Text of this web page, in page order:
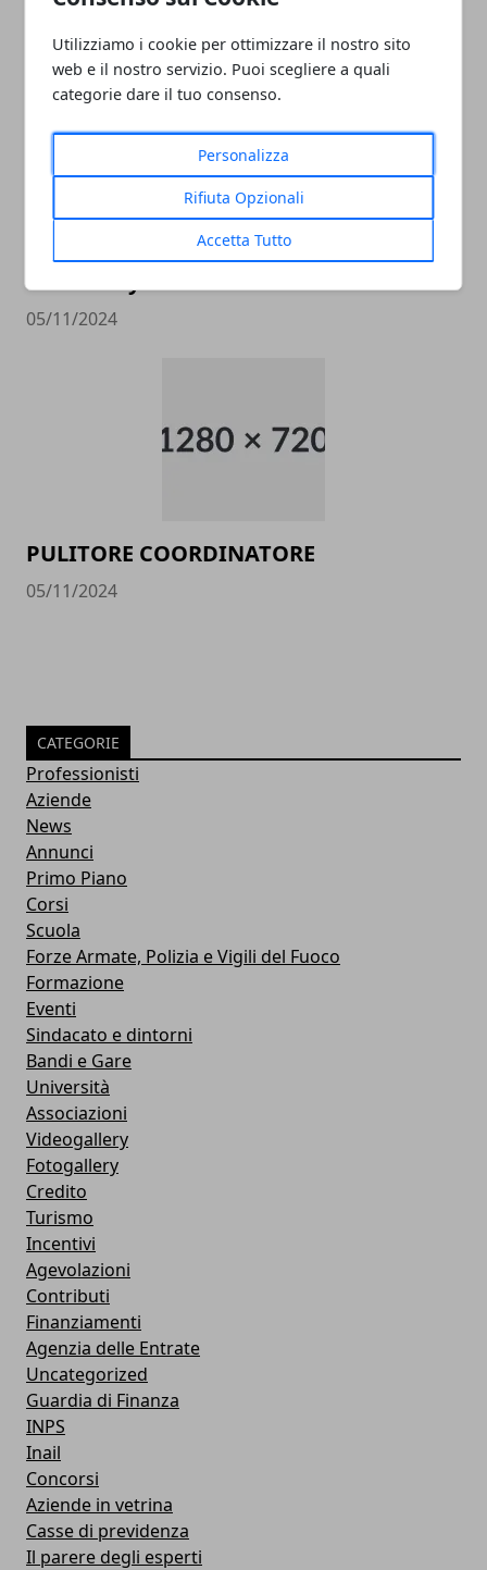
Utilizziamo i cookie per ottimizzare il nostro sito
web e il nostro servizio. Puoi scegliere a quali
categorie dare il tuo consenso.
Personalizza
Rifiuta Opzionali
Accetta Tutto
ROMANO
05/11/2024
data entry
05/11/2024
PULITORE COORDINATORE
05/11/2024
CATEGORIE
Professionisti
Aziende
News
Annunci
Primo Piano
Corsi
Scuola
Forze Armate, Polizia e Vigili del Fuoco
Formazione
Eventi
Sindacato e dintorni
Bandi e Gare
Università
Associazioni
Videogallery
Fotogallery
Credito
Turismo
Incentivi
Agevolazioni
Contributi
Finanziamenti
Agenzia delle Entrate
Uncategorized
Guardia di Finanza
INPS
Inail
Concorsi
Aziende in vetrina
Casse di previdenza
Il parere degli esperti